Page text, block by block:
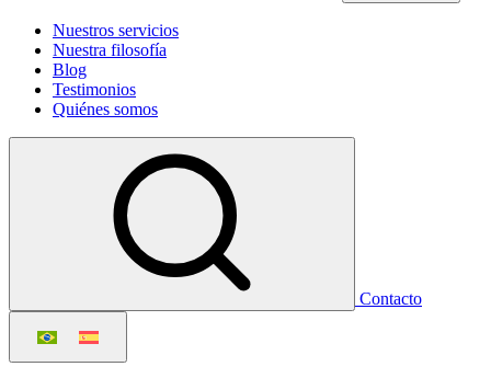
Nuestros servicios
Nuestra filosofía
Blog
Testimonios
Quiénes somos
Contacto